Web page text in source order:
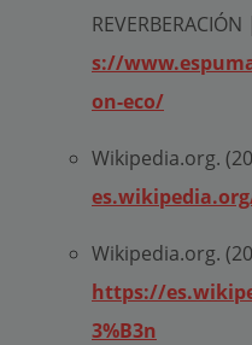
s://
on-eco/
Wikipedia.org.
Wikipedia.org.
https://
3%B3n